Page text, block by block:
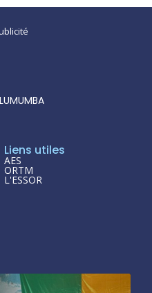
Liens utiles
AES
ORTM
L'ESSOR